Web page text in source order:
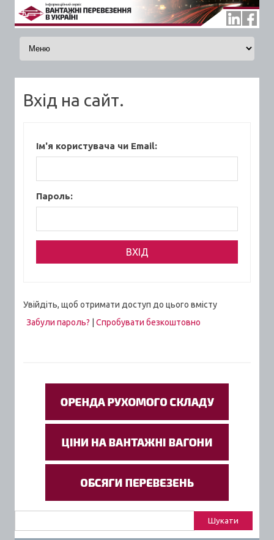
Skip to content
Вхід на сайт.
Ім'я користувача чи Email:
Пароль:
Увійдіть, щоб отримати доступ до цього вмісту
Забули пароль?
Спробувати безкоштовно